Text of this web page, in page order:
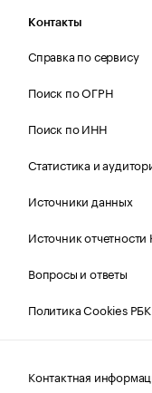
Контакты
Справка по сервису
Поиск по ОГРН
Поиск по ИНН
Статистика и
Источники данных
Источник
Вопросы и ответы
Политика Cookies РБК
Контактная